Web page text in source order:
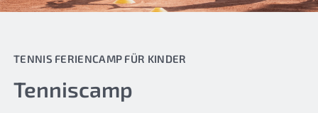
TENNIS FERIENCAMP FÜR KINDER
Tenniscamp